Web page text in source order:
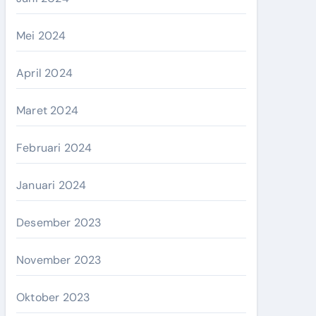
Mei 2024
April 2024
Maret 2024
Februari 2024
Januari 2024
Desember 2023
November 2023
Oktober 2023